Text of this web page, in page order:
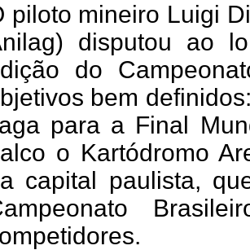
piloto mineiro Luigi
disputou ao
do
bem
para a Final
o Kartódromo
capital paulista,